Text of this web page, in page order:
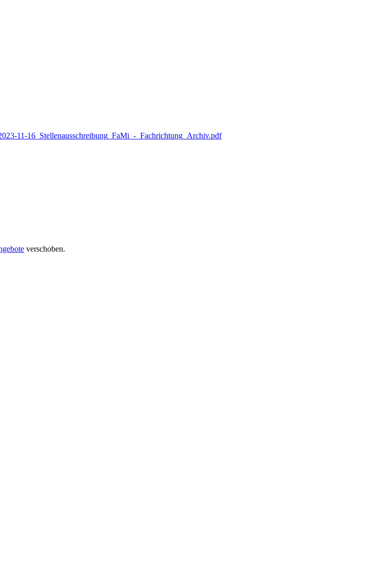
11-16_Stellenausschreibung_FaMi_-_Fachrichtung_Archiv.pdf
verschoben.